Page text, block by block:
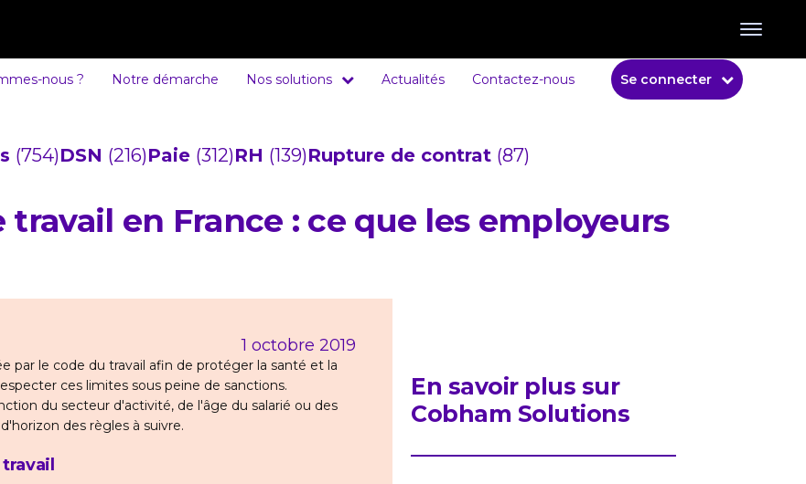
nous ? Notre démarche Nos solutions Actualités Contactez-nous Se connecter
(754)DSN (216)Paie (312)RH (139)Rupture de contrat (87)
en France : ce que les employeurs
1 octobre 2019
par le code du travail afin de protéger la santé et la
ces limites sous peine de sanctions.
du secteur d'activité, de l'âge du salarié ou des
des règles à suivre.
En savoir plus sur
Cobham Solutions